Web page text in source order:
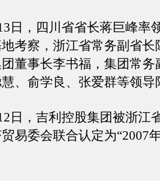
，四川省省长蒋巨峰率
考察，浙江省常务副省长
董事长李书福，集团常务
、俞学良、张爱群等领导
，吉利控股集团被浙江
易委会联合认定为“2007